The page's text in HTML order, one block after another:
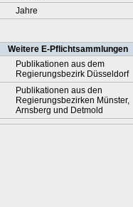
Jahre
Weitere E-Pflichtsammlungen
Publikationen aus dem
Regierungsbezirk Düsseldorf
Publikationen aus den
Regierungsbezirken Münster,
Arnsberg und Detmold